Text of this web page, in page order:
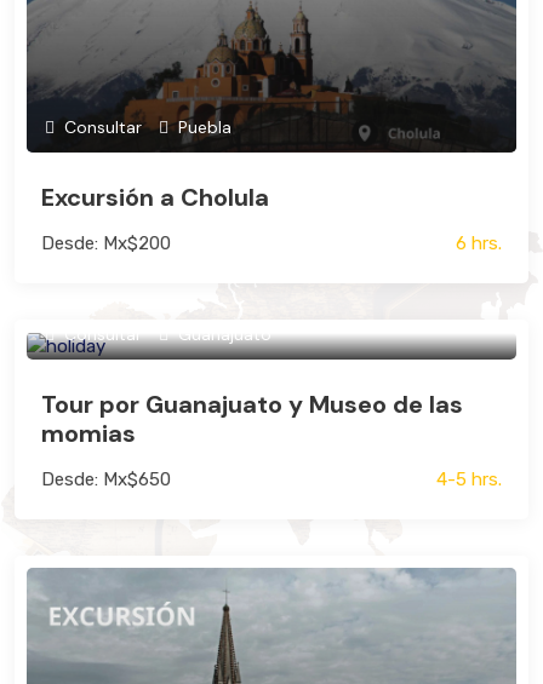
Consultar Puebla
Excursión a Cholula
Desde: Mx$200 6 hrs.
Consultar Guanajuato
Tour por Guanajuato y Museo de las
momias
Desde: Mx$650 4-5 hrs.